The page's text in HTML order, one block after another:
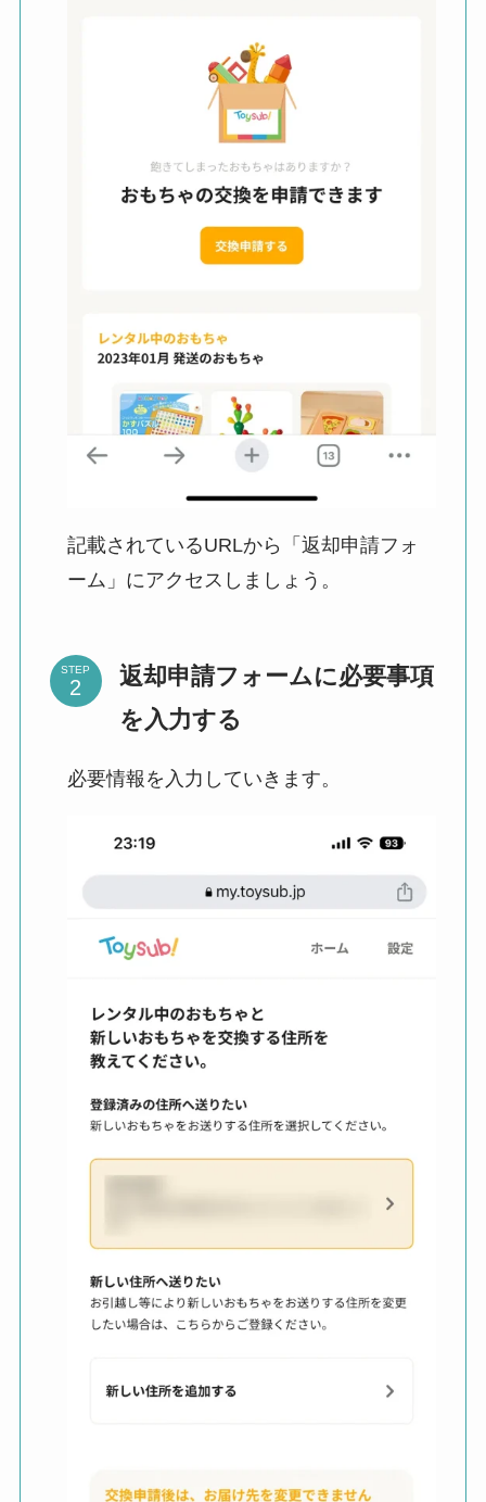
記載されているURLから「返却申請フォ
ーム」にアクセスしましょう。
STEP
返却申請フォームに必要事項
を入力する
必要情報を入力していきます。